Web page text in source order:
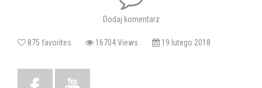
Dodaj komentarz
875 favorites 16704 Views 19 lutego 2018